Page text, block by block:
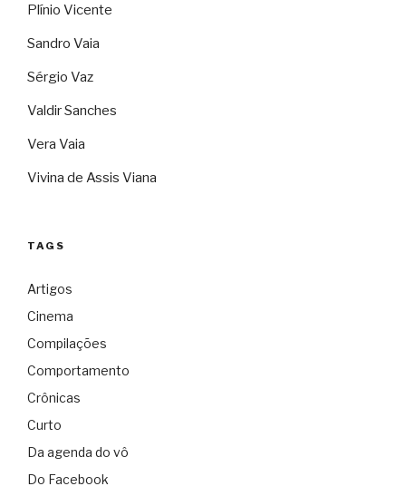
Plínio Vicente
Sandro Vaia
Sérgio Vaz
Valdir Sanches
Vera Vaia
Vivina de Assis Viana
TAGS
Artigos
Cinema
Compilações
Comportamento
Crônicas
Curto
Da agenda do vô
Do Facebook